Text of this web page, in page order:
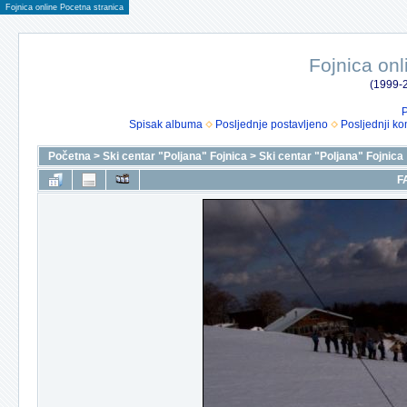
Fojnica online Pocetna stranica
Fojnica
(1999-
Spisak albuma
Posljednje postavljeno Posljednji
Početna > Ski centar "Poljana" Fojnica > Ski centar "Poljana" Fojnica